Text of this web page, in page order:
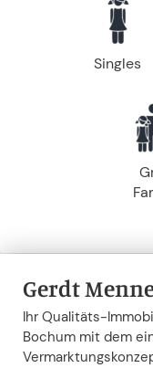
Singles
Gerdt
Ihr Qualitäts-
Bochum mit dem